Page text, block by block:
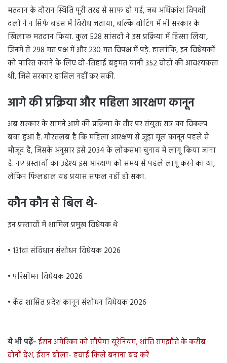
मतदान के दौरान स्थिति पूरी तरह से साफ हो गई, जब अधिकांश विपक्षी
दलों ने न सिर्फ बहस में विरोध जताया, बल्कि वोटिंग में भी सरकार के
खिलाफ मतदान किया. कुल 528 सांसदों ने इस प्रक्रिया में हिस्सा लिया,
जिनमें से 298 मत पक्ष में और 230 मत विपक्ष में पड़े. हालांकि, इन विधेयकों
को पारित कराने के लिए दो-तिहाई बहुमत यानी 352 वोटों की आवश्यकता
थी, जिसे सरकार हासिल नहीं कर सकी.
आगे की प्रक्रिया और महिला आरक्षण कानून
अब सरकार के सामने आगे की प्रक्रिया के तौर पर संयुक्त सत्र का विकल्प
बचा हुआ है. गौरतलब है कि महिला आरक्षण से जुड़ा मूल कानून पहले से
मौजूद है, जिसके अनुसार इसे 2034 के लोकसभा चुनाव में लागू किया जाना
है. नए प्रस्तावों का उद्देश्य इस आरक्षण को समय से पहले लागू करने का था,
लेकिन फिलहाल यह प्रयास सफल नहीं हो सका.
कौन कौन से बिल थे-
इन प्रस्तावों में शामिल प्रमुख विधेयक थे
• 131वां संविधान संशोधन विधेयक 2026
• परिसीमन विधेयक 2026
• केंद्र शासित प्रदेश कानून संशोधन विधेयक 2026
ये भी पढ़ें-ईरान अमेरिका को सौंपेगा यूरेनियम, शांति समझौते के करीब
दोनों देश, ईरान बोला- हवाई किले बनाना बंद करें